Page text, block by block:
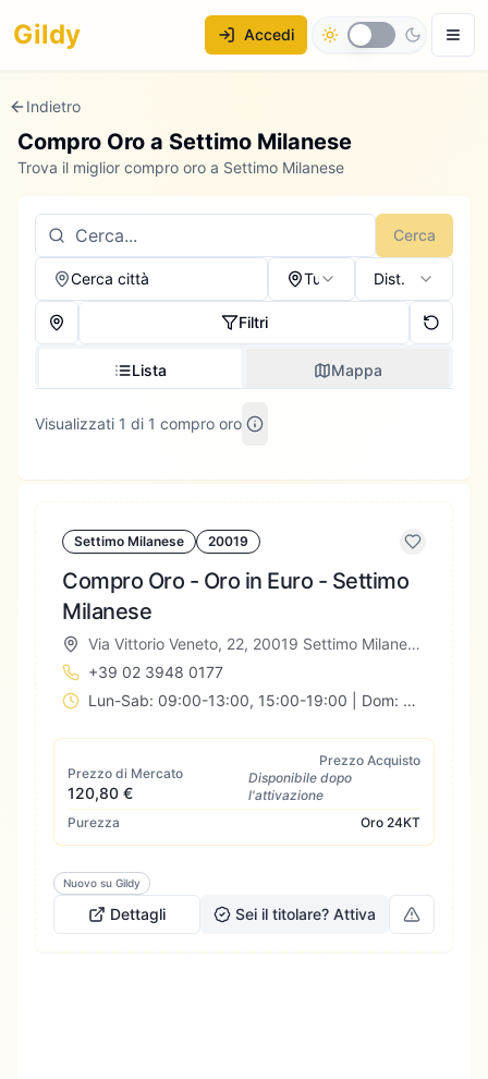
Gildy Accedi
Indietro
Compro Oro a Settimo Milanese
Trova il miglior compro oro a Settimo Milanese
Cerca
Cerca città Tutti Dist.
Filtri
Lista Mappa
Visualizzati 1 di 1 compro oro
Settimo Milanese 20019
Compro Oro - Oro in Euro - Settimo
Milanese
Via Vittorio Veneto, 22, 20019 Settimo Milanese MI, Italia
+39 02 3948 0177
Lun-Sab: 09:00-13:00, 15:00-19:00 | Dom: Chiuso
Prezzo di Mercato
120,80 €
Prezzo Acquisto
Disponibile dopo
l'attivazione
Purezza
Oro 24KT
Nuovo su Gildy
Dettagli Sei il titolare? Attiva